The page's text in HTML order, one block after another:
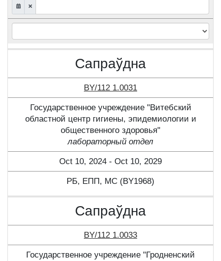
Сапраўдна
BY/112 1.0031
Государственное учреждение "Витебский
областной центр гигиены, эпидемиологии и
общественного здоровья"
лабораторный отдел
Oct 10, 2024 - Oct 10, 2029
РБ, ЕПП, МС (BY1968)
Сапраўдна
BY/112 1.0033
Государственное учреждение "Гродненский